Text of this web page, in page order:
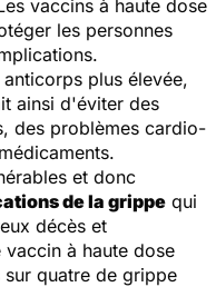
vaccins à haute dose
les personnes
plus élevée,
ainsi d'éviter des
des problèmes cardio-
et donc
de la grippe qui
décès et
à haute dose
quatre de grippe